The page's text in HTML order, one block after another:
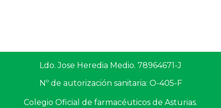
Ldo. Jose Heredia Medio. 78964671-J
Nº de autorización sanitaria: O-405-F
Colegio Oficial de farmacéuticos de Asturias.